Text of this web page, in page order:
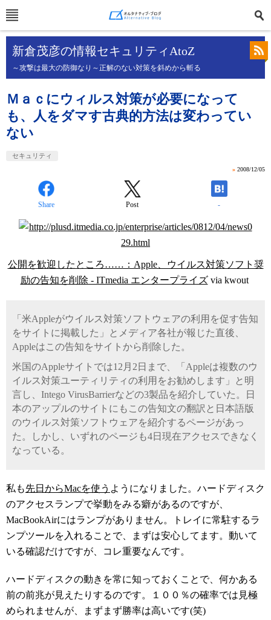
新倉茂彦の情報セキュリティAtoZ
～攻撃は最大の防御なり～正解のない対策を斜めから斬る
Ｍａｃにウィルス対策が必要になって
も、人をダマす古典的方法は変わってい
ない
セキュリティ
» 2008/12/05
Share Post -
公開を歓迎したところ……：Apple、ウイルス対策ソフト奨
励の告知を削除 - ITmedia エンタープライズ via kwout
「米Appleがウイルス対策ソフトウェアの利用を促す告知
をサイトに掲載した」とメディア各社が報じた直後、
Appleはこの告知をサイトから削除した。
米国のAppleサイトでは12月2日まで、「Appleは複数のウ
イルス対策ユーティリティの利用をお勧めします」と明
言し、Intego VirusBarrierなどの3製品を紹介していた。日
本のアップルのサイトにもこの告知文の翻訳と日本語版
のウイルス対策ソフトウェアを紹介するページがあっ
た。しかし、いずれのページも4日現在アクセスできなく
なっている。
私も先日からMacを使う ようになりました。ハードディスク
のアクセスランプで挙動をみる癖があるのですが、
MacBookAirにはランプがありません。トレイに常駐するラ
ンプツールを入れることで、まずは安心してます。動いて
いる確認だけですが、コレ重要なんです。
ハードディスクの動きを常に知っておくことで、何かある
前の前兆が見えたりするのです。１００％の確率では見極
められませんが、まずまず勝率は高いです(笑)